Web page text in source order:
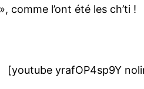
comme l’ont été les ch’ti !
[youtube yrafOP4sp9Y